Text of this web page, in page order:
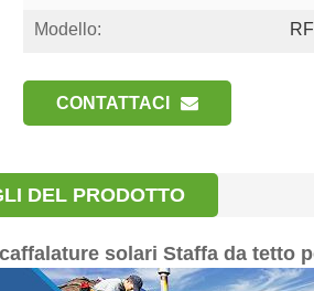
Modello:
CONTATTACI
DEL PRODOTTO
solari Staffa da tetto